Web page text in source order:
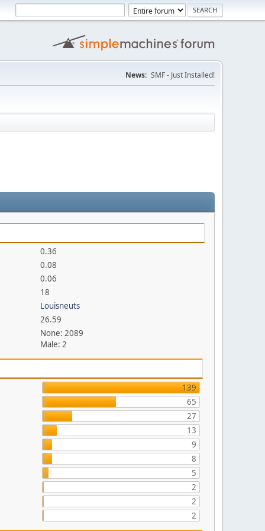
News: SMF - Just Installed!
0.36
0.08
0.06
18
Louisneuts
26.59
None: 2089
Male: 2
139
65
27
13
9
8
5
2
2
2